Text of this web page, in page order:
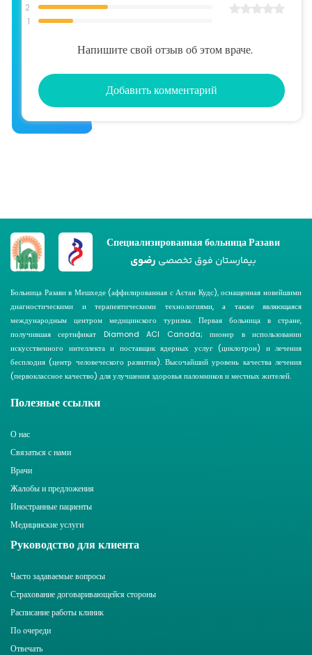
2
1
Напишите свой отзыв об этом враче.
Добавить комментарий
Специализированная больница Разави
بیمارستان فوق تخصصی رضوی
Больница Разави в Мешхеде (аффилированная с Астан Кудс), оснащенная новейшими
диагностическими и терапевтическими технологиями, а также являющаяся
международным центром медицинского туризма. Первая больница в стране,
получившая сертификат Diamond ACI Canada; пионер в использовании
искусственного интеллекта и поставщик ядерных услуг (циклотрон) и лечения
бесплодия (центр человеческого развития). Высочайший уровень качества лечения
(первоклассное качество) для улучшения здоровья паломников и местных жителей.
Полезные ссылки
О нас
Связаться с нами
Врачи
Жалобы и предложения
Иностранные пациенты
Медицинские услуги
Руководство для клиента
Часто задаваемые вопросы
Страхование договаривающейся стороны
Расписание работы клиник
По очереди
Отвечать